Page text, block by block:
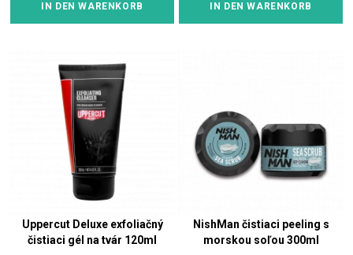
IN DEN WARENKORB IN DEN WARENKORB
Uppercut Deluxe exfoliačný
čistiaci gél na tvár 120ml
NishMan čistiaci peeling s
morskou soľou 300ml